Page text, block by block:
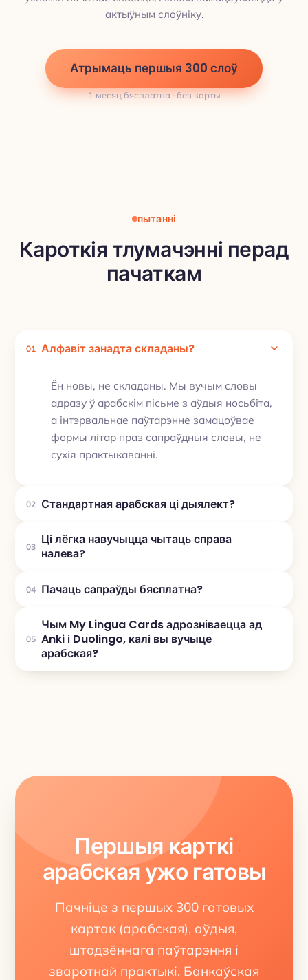
актыўным слоўніку.
Атрымаць першыя 300 слоў
1 месяц бясплатна · без карты
пытанні
Кароткія тлумачэнні перад
пачаткам
01 Алфавіт занадта складаны?
Ён новы, не складаны. Мы вучым словы
адразу ў арабскім пісьме з аўдыя носьбіта,
а інтэрвальнае паўтарэнне замацоўвае
формы літар праз сапраўдныя словы, не
сухія практыкаванні.
02 Стандартная арабская ці дыялект?
03 Ці лёгка навучыцца чытаць справа
налева?
04 Пачаць сапраўды бясплатна?
05
Чым My Lingua Cards адрозніваецца ад
Anki і Duolingo, калі вы вучыце
арабская?
Першыя карткі
арабская ужо гатовы
Пачніце з першых 300 гатовых
картак (арабская), аўдыя,
штодзённага паўтарэння і
зваротнай практыкі. Банкаўская